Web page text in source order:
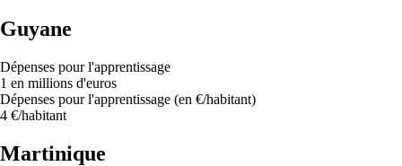
Guyane
Dépenses pour l'apprentissage
1 en millions d'euros
Dépenses pour l'apprentissage (en €/habitant)
4 €/habitant
Martinique